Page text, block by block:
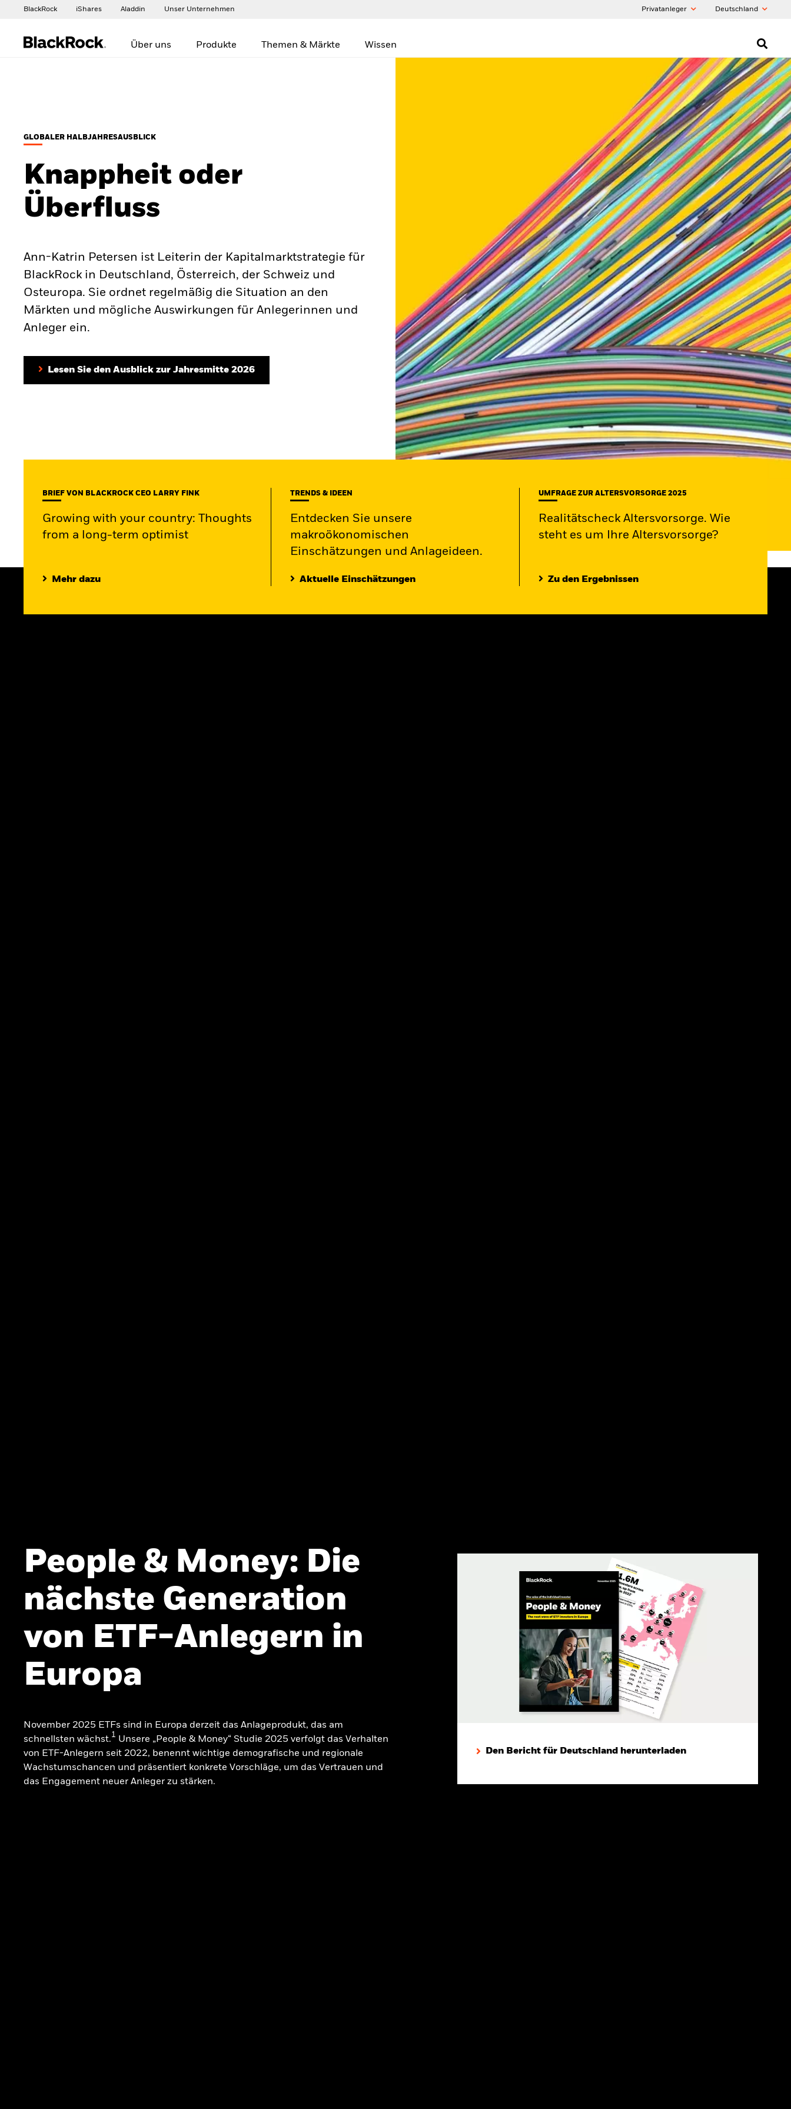
BlackRock iShares Aladdin Unser Unternehmen Privatanleger Deutschland
Über uns Produkte Themen & Märkte Wissen
GLOBALER HALBJAHRESAUSBLICK
Knappheit oder
Überfluss
Ann-Katrin Petersen ist Leiterin der Kapitalmarktstrategie für
BlackRock in Deutschland, Österreich, der Schweiz und
Osteuropa. Sie ordnet regelmäßig die Situation an den
Märkten und mögliche Auswirkungen für Anlegerinnen und
Anleger ein.
Lesen Sie den Ausblick zur Jahresmitte 2026
BRIEF VON BLACKROCK CEO LARRY FINK
Growing with your country: Thoughts
from a long-term optimist
Mehr dazu
TRENDS & IDEEN
Entdecken Sie unsere
makroökonomischen
Einschätzungen und Anlageideen.
Aktuelle Einschätzungen
UMFRAGE ZUR ALTERSVORSORGE 2025
Realitätscheck Altersvorsorge. Wie
steht es um Ihre Altersvorsorge?
Zu den Ergebnissen
People & Money: Die
nächste Generation
von ETF-Anlegern in
Europa
November 2025 ETFs sind in Europa derzeit das Anlageprodukt, das am
schnellsten wächst.1 Unsere „People & Money“ Studie 2025 verfolgt das Verhalten
von ETF-Anlegern seit 2022, benennt wichtige demografische und regionale
Wachstumschancen und präsentiert konkrete Vorschläge, um das Vertrauen und
das Engagement neuer Anleger zu stärken.
Den Bericht für Deutschland herunterladen